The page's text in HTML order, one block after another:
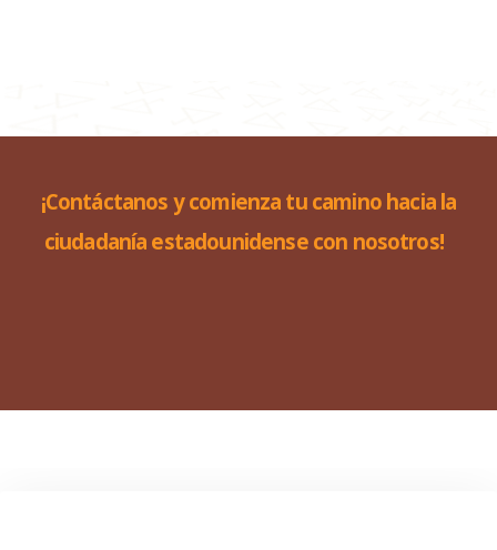
¡Contáctanos y comienza tu camino hacia la
ciudadanía estadounidense con nosotros!